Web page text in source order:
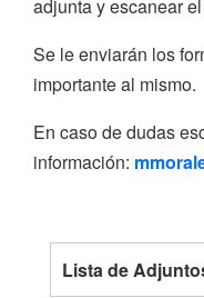
adjunta y escanear
Se le enviarán los
importante al mismo.
En caso de dudas
información:
Lista de